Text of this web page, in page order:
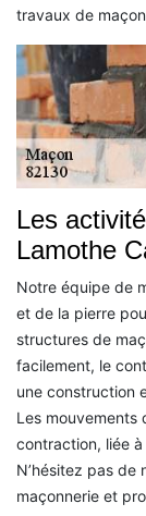
travaux de
Les
Lamothe
Notre équipe de
et de la pierre
structures de
facilement, le
une construction
Les mouvements
contraction, liée
N’hésitez pas de
maçonnerie et